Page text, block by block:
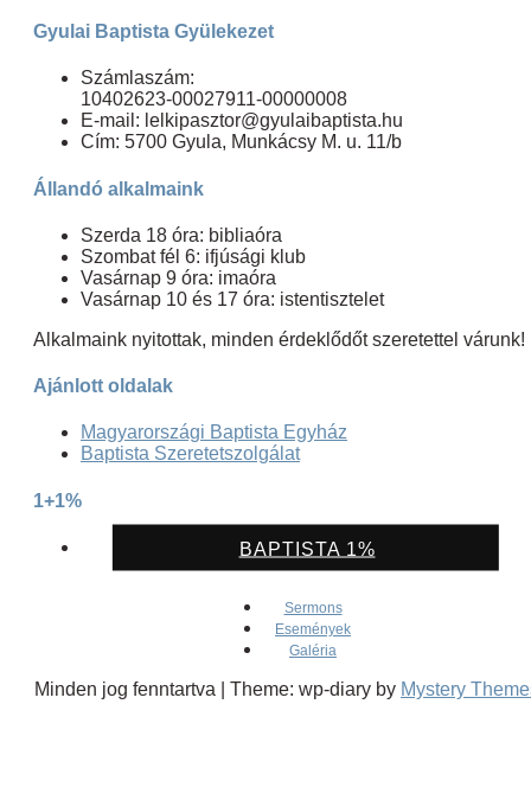
Gyulai Baptista Gyülekezet
Számlaszám:
10402623-00027911-00000008
E-mail: lelkipasztor@gyulaibaptista.hu
Cím: 5700 Gyula, Munkácsy M. u. 11/b
Állandó alkalmaink
Szerda 18 óra: bibliaóra
Szombat fél 6: ifjúsági klub
Vasárnap 9 óra: imaóra
Vasárnap 10 és 17 óra: istentisztelet
Alkalmaink nyitottak, minden érdeklődőt szeretettel várunk!
Ajánlott oldalak
Magyarországi Baptista Egyház
Baptista Szeretetszolgálat
1+1%
BAPTISTA 1%
Sermons
Események
Galéria
Minden jog fenntartva Theme: wp-diary by Mystery